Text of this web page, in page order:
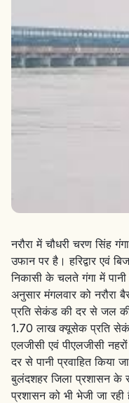
नरौरा में चौधरी चरण सिंह
उफान पर है। हरिद्वार एवं
निकासी के चलते गंगा में
अनुसार मंगलवार को नरौरा
प्रति सेकंड की दर से जल की
1.70 लाख क्यूसेक प्रति
एलजीसी एवं पीएलजीसी
दर से पानी प्रवाहित किया
बुलंदशहर जिला प्रशासन
प्रशासन को भी भेजी जा रही